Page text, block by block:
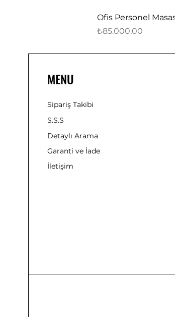
Hızlı Bakış
Ofis Personel
Fiyat
₺85.000,00
MENU
Sipariş Takibi
S.S.S
Detaylı Arama
Garanti ve İade
İletişim